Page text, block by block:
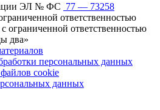
ЭЛ № ФС 77 — 73258
ответственностью
ограниченной ответственностью
два»
персональных данных
cookie
данных